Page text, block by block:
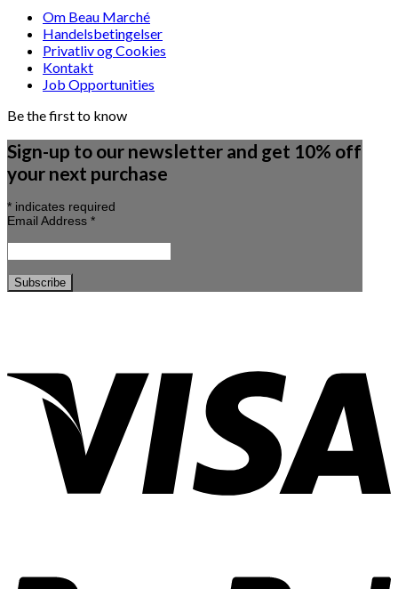
Om Beau Marché
Handelsbetingelser
Privatliv og Cookies
Kontakt
Job Opportunities
Be the first to know
Sign-up to our newsletter and get 10% off
your next purchase
* indicates required
Email Address *